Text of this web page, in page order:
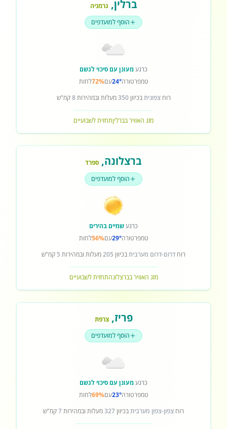
ברלין, גרמניה
הוסף למועדפים
כרגעמעונן עם סיכוי לגשם
טמפרטורה24°עם72%לחות
רוחצפוניתבכיוון350מעלות ובמהירות8קמ"ש
מזג האוויר בברליןתחזית לשבועיים
ברצלונה, ספרד
הוסף למועדפים
כרגעשמיים בהירים
טמפרטורה29°עם56%לחות
רוח דרום-דרום מערביתבכיוון 205מעלות ובמהירות 5 קמ"ש
מזג האוויר בברצלונהתחזית לשבועיים
פריז,צרפת
הוסף למועדפים
כרגעמעונן עם סיכוי לגשם
טמפרטורה23°עם69%לחות
רוח צפון-צפון מערביתבכיוון327מעלות ובמהירות7קמ"ש